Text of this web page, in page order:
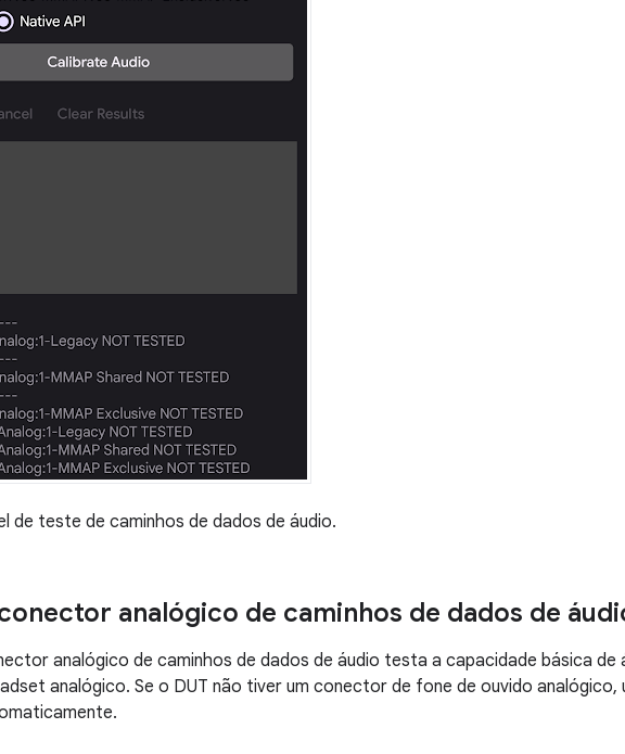
de teste de caminhos de dados de áudio.
analógico de caminhos de dados de
analógico de caminhos de dados de áudio testa a capacidade básica de
analógico. Se o DUT não tiver um conector de fone de ouvido analógico,